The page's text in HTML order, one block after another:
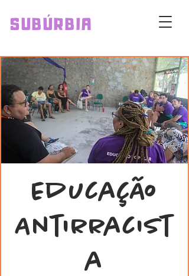
SUBÚRBIA
Educação
Antirracist
a